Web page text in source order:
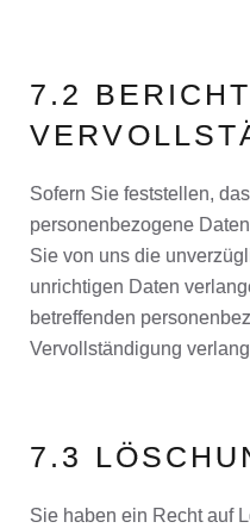
7.2
Sofern Sie feststellen,
personenbezogene
Sie von uns die
unrichtigen Daten
betreffenden
Vervollständigung
7.3
Sie haben ein Recht auf